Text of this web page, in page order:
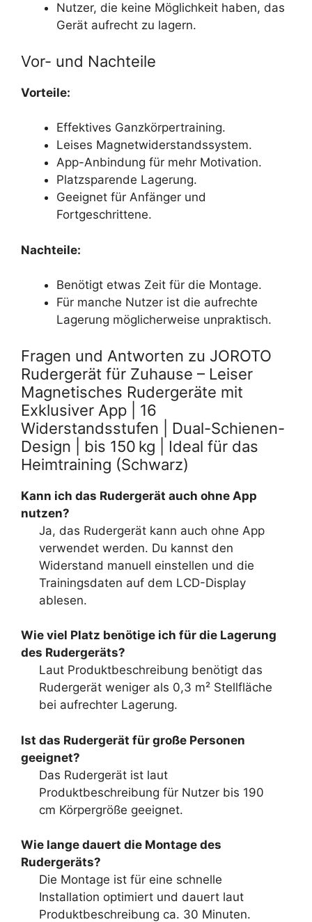
Nutzer, die keine Möglichkeit haben, das
Gerät aufrecht zu lagern.
Vor- und Nachteile
Vorteile:
Effektives Ganzkörpertraining.
Leises Magnetwiderstandssystem.
App-Anbindung für mehr Motivation.
Platzsparende Lagerung.
Geeignet für Anfänger und
Fortgeschrittene.
Nachteile:
Benötigt etwas Zeit für die Montage.
Für manche Nutzer ist die aufrechte
Lagerung möglicherweise unpraktisch.
Fragen und Antworten zu JOROTO
Rudergerät für Zuhause – Leiser
Magnetisches Rudergeräte mit
Exklusiver App | 16
Widerstandsstufen | Dual-Schienen-
Design | bis 150 kg | Ideal für das
Heimtraining (Schwarz)
Kann ich das Rudergerät auch ohne App
nutzen?
Ja, das Rudergerät kann auch ohne App
verwendet werden. Du kannst den
Widerstand manuell einstellen und die
Trainingsdaten auf dem LCD-Display
ablesen.
Wie viel Platz benötige ich für die Lagerung
des Rudergeräts?
Laut Produktbeschreibung benötigt das
Rudergerät weniger als 0,3 m² Stellfläche
bei aufrechter Lagerung.
Ist das Rudergerät für große Personen
geeignet?
Das Rudergerät ist laut
Produktbeschreibung für Nutzer bis 190
cm Körpergröße geeignet.
Wie lange dauert die Montage des
Rudergeräts?
Die Montage ist für eine schnelle
Installation optimiert und dauert laut
Produktbeschreibung ca. 30 Minuten.